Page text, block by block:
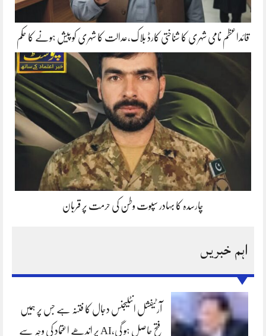
قائداعظم نامی شہری کا شناختی کارڈ بلاک،عدالت کا شہری کو پیش ہونے کا حکم
چارسدہ کا بہادر سپوت وطن کی حرمت پر قربان
اہم خبریں
آرٹیفشل انٹلیجنس دجال کا فتنہ ہے جس پر ہمیں
فتح حاصل ہو گی،AI پر اندھے اعتماد کی وجہ سے